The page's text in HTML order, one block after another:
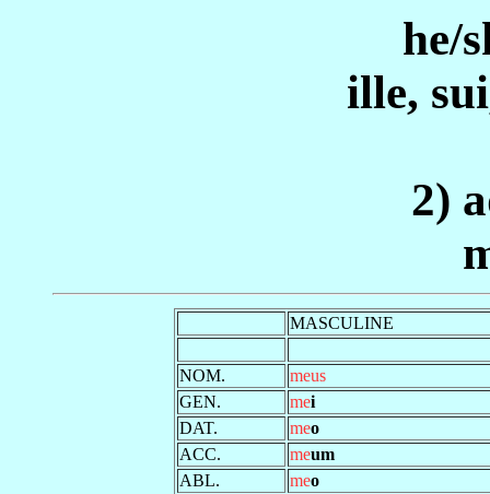
he/
ille,
2)
MASCULINE
NOM.
meus
GEN.
mei
DAT.
meo
ACC.
meum
ABL.
meo